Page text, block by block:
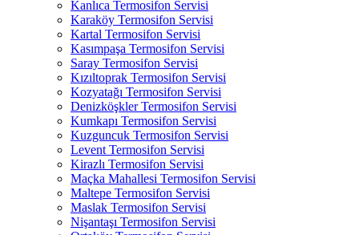
Kanlıca Termosifon Servisi
Karaköy Termosifon Servisi
Kartal Termosifon Servisi
Kasımpaşa Termosifon Servisi
Saray Termosifon Servisi
Kızıltoprak Termosifon Servisi
Kozyatağı Termosifon Servisi
Denizköşkler Termosifon Servisi
Kumkapı Termosifon Servisi
Kuzguncuk Termosifon Servisi
Levent Termosifon Servisi
Kirazlı Termosifon Servisi
Maçka Mahallesi Termosifon Servisi
Maltepe Termosifon Servisi
Maslak Termosifon Servisi
Nişantaşı Termosifon Servisi